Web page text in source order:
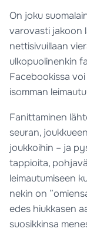
On joku
varovasti jakoon
nettisivuillaan
ulkopuolinenkin
Facebookissa
isomman
Fanittaminen
seuran,
joukkoihin – ja
tappioita,
leimautumiseen
nekin on
edes hiukkasen
suosikkinsa